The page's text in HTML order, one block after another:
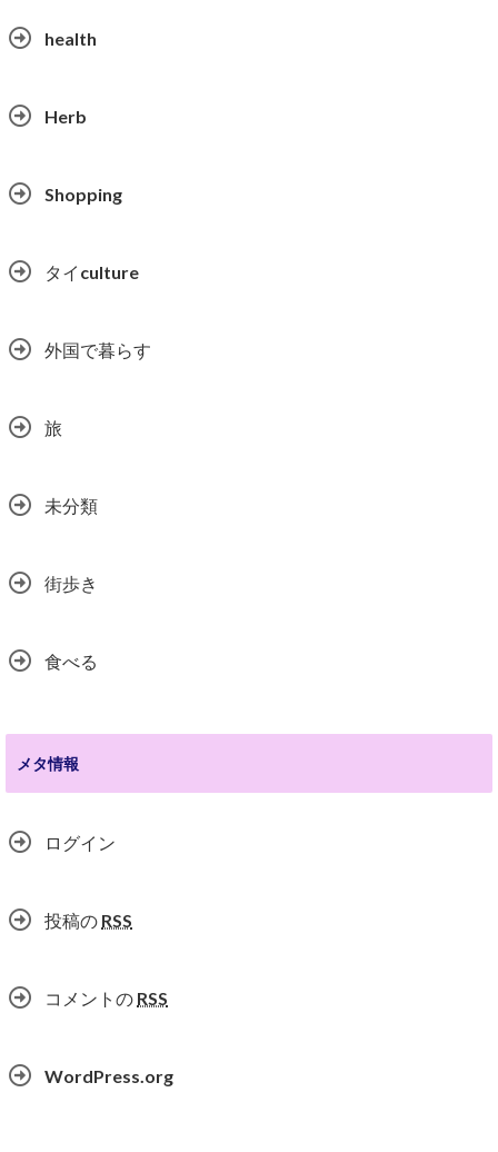
health
Herb
Shopping
タイculture
外国で暮らす
旅
未分類
街歩き
食べる
メタ情報
ログイン
投稿の RSS
コメントの RSS
WordPress.org